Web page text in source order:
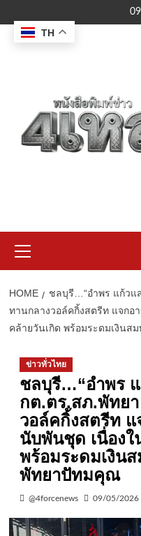
to
content
Menu
HOME
ชลบุรี…“อำพร แก้วแ
ทานกลางวอล์คกิ้งสตรีท แจกอ
คล้ายวันเกิด พร้อมระดมเงินส
ข่าวทั่วไทย
ชลบุรี…“อำพร
กต.ตร.สภ.พัทยา
วอล์คกิ้งสตรีท แ
นับพันชุด เนื่องใ
พร้อมระดมเงิน
พัทยาปัทมคุณ
@4forcenews 09/05/2026
TH